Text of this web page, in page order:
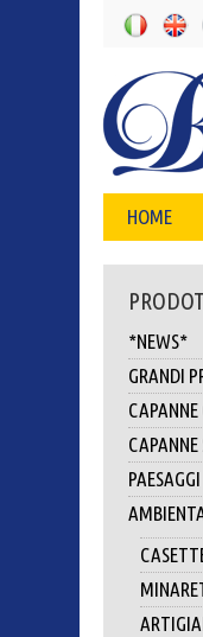
HOME
*NEWS*
GRANDI
PAESAGGI